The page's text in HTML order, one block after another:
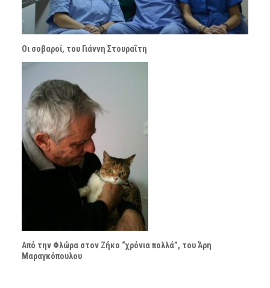
Οι σοβαροί, του Γιάννη Στουραΐτη
Από την Φλώρα στον Ζήκο “χρόνια πολλά”, του Άρη
Μαραγκόπουλου